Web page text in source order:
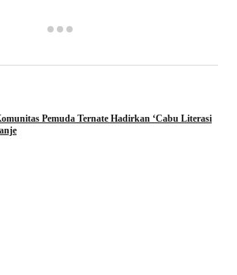
Pemuda Ternate Hadirkan ‘Cabu Literasi